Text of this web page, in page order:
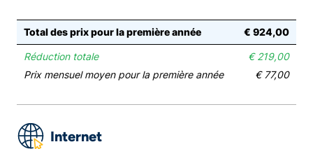
Total des prix pour la première année € 924,00
Réduction totale
€ 219,00
Prix mensuel moyen pour la première année
€ 77,00
Internet